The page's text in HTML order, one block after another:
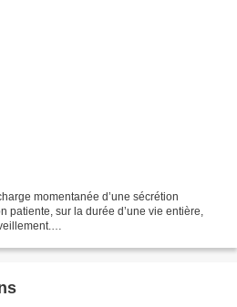
momentanée d’une sécrétion
patiente, sur la durée d’une vie entière,